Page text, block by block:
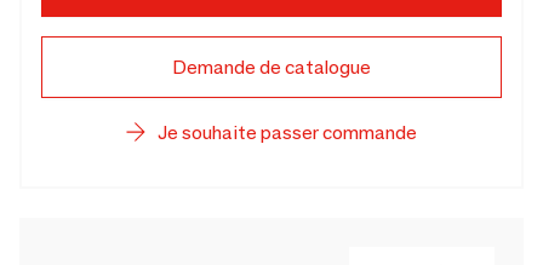
Demande de catalogue
Je souhaite passer commande